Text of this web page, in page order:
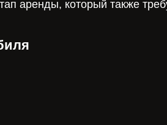
аренды, который также